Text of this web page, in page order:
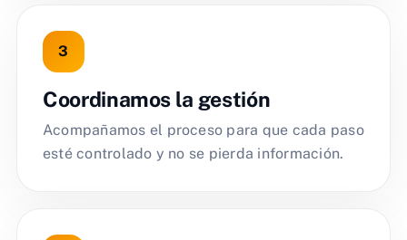
Coordinamos la gestión
Acompañamos el proceso para que cada paso
esté controlado y no se pierda información.